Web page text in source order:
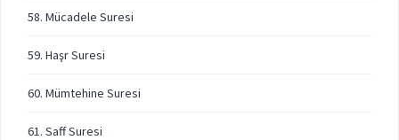
58. Mücadele Suresi
59. Haşr Suresi
60. Mümtehine Suresi
61. Saff Suresi